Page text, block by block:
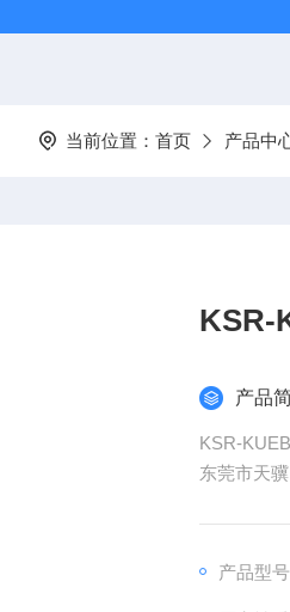
当前位置： 首页 产品中
KSR-
产品
KSR-
东莞市天
产品型号